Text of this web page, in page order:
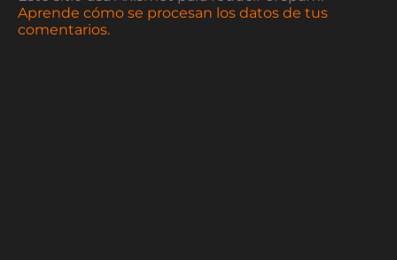
Aprende cómo se procesan los datos de tus
comentarios.